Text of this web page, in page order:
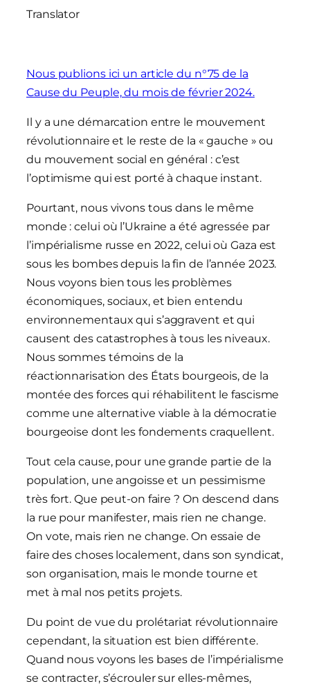
Translator
Nous publions ici un article du n°75 de la
Cause du Peuple, du mois de février 2024.
Il y a une démarcation entre le mouvement
révolutionnaire et le reste de la « gauche » ou
du mouvement social en général : c’est
l’optimisme qui est porté à chaque instant.
Pourtant, nous vivons tous dans le même
monde : celui où l’Ukraine a été agressée par
l’impérialisme russe en 2022, celui où Gaza est
sous les bombes depuis la fin de l’année 2023.
Nous voyons bien tous les problèmes
économiques, sociaux, et bien entendu
environnementaux qui s’aggravent et qui
causent des catastrophes à tous les niveaux.
Nous sommes témoins de la
réactionnarisation des États bourgeois, de la
montée des forces qui réhabilitent le fascisme
comme une alternative viable à la démocratie
bourgeoise dont les fondements craquellent.
Tout cela cause, pour une grande partie de la
population, une angoisse et un pessimisme
très fort. Que peut-on faire ? On descend dans
la rue pour manifester, mais rien ne change.
On vote, mais rien ne change. On essaie de
faire des choses localement, dans son syndicat,
son organisation, mais le monde tourne et
met à mal nos petits projets.
Du point de vue du prolétariat révolutionnaire
cependant, la situation est bien différente.
Quand nous voyons les bases de l’impérialisme
se contracter, s’écrouler sur elles-mêmes,